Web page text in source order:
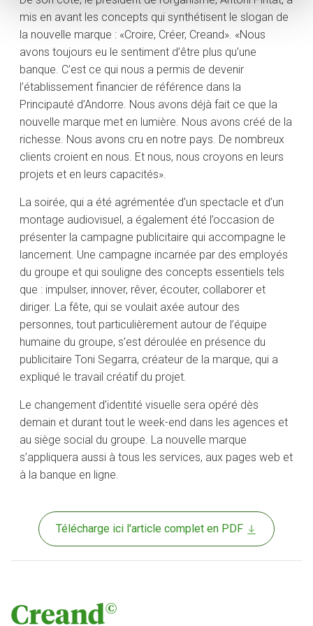
mis en avant les concepts qui synthétisent le slogan de
la nouvelle marque : «Croire, Créer, Creand». «Nous
avons toujours eu le sentiment d’être plus qu’une
banque. C’est ce qui nous a permis de devenir
l’établissement financier de référence dans la
Principauté d’Andorre. Nous avons déjà fait ce que la
nouvelle marque met en lumière. Nous avons créé de la
richesse. Nous avons cru en notre pays. De nombreux
clients croient en nous. Et nous, nous croyons en leurs
projets et en leurs capacités».
La soirée, qui a été agrémentée d’un spectacle et d’un
montage audiovisuel, a également été l’occasion de
présenter la campagne publicitaire qui accompagne le
lancement. Une campagne incarnée par des employés
du groupe et qui souligne des concepts essentiels tels
que : impulser, innover, rêver, écouter, collaborer et
diriger. La fête, qui se voulait axée autour des
personnes, tout particulièrement autour de l’équipe
humaine du groupe, s’est déroulée en présence du
publicitaire Toni Segarra, créateur de la marque, qui a
expliqué le travail créatif du projet.
Le changement d’identité visuelle sera opéré dès
demain et durant tout le week-end dans les agences et
au siège social du groupe. La nouvelle marque
s’appliquera aussi à tous les services, aux pages web et
à la banque en ligne.
Télécharge ici l'article complet en PDF